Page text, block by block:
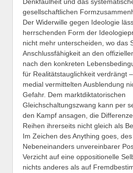
Denkfaulheit und das
gesellschaftlichen
Der Widerwille gegen Ideologie
herrschenden Form der
nicht mehr unterscheiden, wo das
Anschlussfähigkeit an den
nach den konkreten
für Realitätstauglichkeit verdrängt
medial vermittelten Ausblendung
Gefahr. Dem marktdiktatorischen
Gleichschaltungszwang kann per
den Kampf ansagen, die
Reihen ihrerseits nicht gleich als
Im Zeichen des Anything goes,
Nebeneinanders unvereinbarer
Verzicht auf eine oppositionelle
nichts anderes als auf